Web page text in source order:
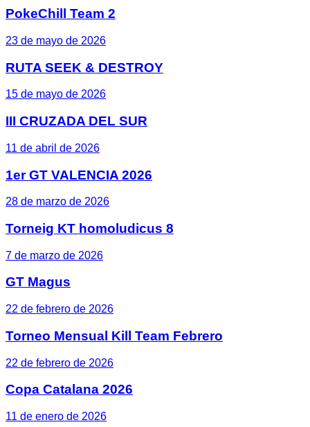
PokeChill Team 2
23 de mayo de 2026
RUTA SEEK & DESTROY
15 de mayo de 2026
III CRUZADA DEL SUR
11 de abril de 2026
1er GT VALENCIA 2026
28 de marzo de 2026
Torneig KT homoludicus 8
7 de marzo de 2026
GT Magus
22 de febrero de 2026
Torneo Mensual Kill Team Febrero
22 de febrero de 2026
Copa Catalana 2026
11 de enero de 2026